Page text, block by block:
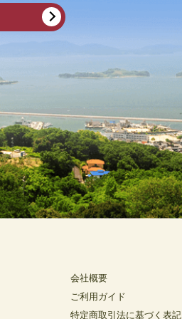
会社概要
ご利用ガイド
特定商取引法に基づく表記